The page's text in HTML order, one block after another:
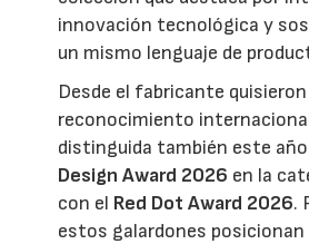
innovación tecnológica y
un mismo lenguaje de
Desde el fabricante
reconocimiento
distinguida también este
Design Award 2026 en la
con el Red Dot Award 2026.
estos galardones posicionan